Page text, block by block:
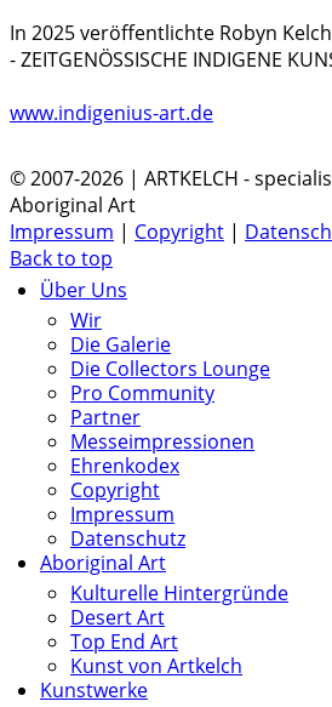
In 2025 veröffentlichte Robyn
- ZEITGENÖSSISCHE INDIGENE
www.indigenius-art.de
© 2007-2026 | ARTKELCH -
Aboriginal Art
Impressum | Copyright |
Back to top
Über Uns
Wir
Die Galerie
Die Collectors Lounge
Pro Community
Partner
Messeimpressionen
Ehrenkodex
Copyright
Impressum
Datenschutz
Aboriginal Art
Kulturelle Hintergründe
Desert Art
Top End Art
Kunst von Artkelch
Kunstwerke